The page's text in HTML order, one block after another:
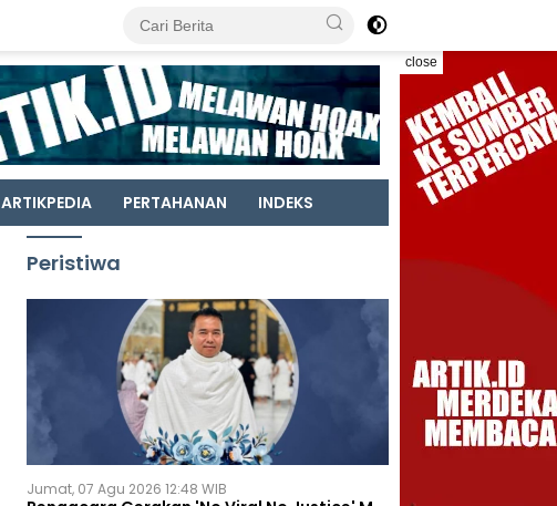
close
ARTIKPEDIA PERTAHANAN INDEKS
Peristiwa
Jumat, 07 Agu 2026 12:48 WIB